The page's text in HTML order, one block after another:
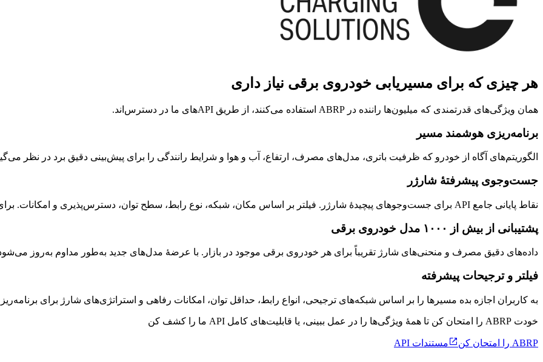
هر چیزی که برای مسیریابی خودروی برقی نیاز داری
همان ویژگی‌های قدرتمندی که میلیون‌ها راننده در ABRP استفاده می‌کنند، از طریق APIهای ما در دسترس‌اند.
برنامه‌ریزی هوشمند مسیر
الگوریتم‌های آگاه از خودرو که ظرفیت باتری، مدل‌های مصرف، ارتفاع، آب و هوا و شرایط رانندگی را برای پیش‌بینی دقیق برد در نظر
جست‌وجوی پیشرفتهٔ شارژر
نقاط پایانی جامع API برای جست‌وجوهای پیچیدهٔ شارژر. فیلتر بر اساس مکان، شبکه، نوع رابط، سطح توان، دسترس‌پذیری و امکانات. برای نیازهای مسیریابی پیچیده ساخته شده است.
پشتیبانی از بیش از ۱۰۰۰ مدل خودروی برقی
داده‌های دقیق مصرف و منحنی‌های شارژ تقریباً برای هر خودروی برقی موجود در بازار. با عرضهٔ مدل‌های جدید به‌طور مداوم به‌روز
فیلتر و ترجیحات پیشرفته
به کاربران اجازه بده مسیرها را بر اساس شبکه‌های ترجیحی، انواع رابط، حداقل توان، امکانات رفاهی و استراتژی‌های شارژ برای
خودت ABRP را امتحان کن تا همهٔ ویژگی‌ها را در عمل ببینی، یا قابلیت‌های کامل API ما را کشف کن
ABRP را امتحان کن مستندات API